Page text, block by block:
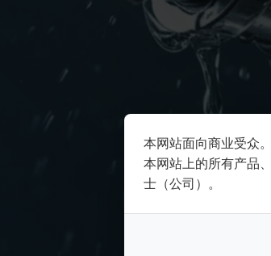
本网站面向商业受众。
本网站上的所有产品
士（公司）。